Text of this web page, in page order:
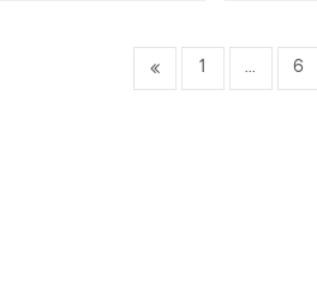
المواجهة
1 ... 6